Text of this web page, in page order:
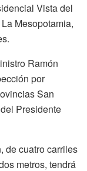
Vista del
Mesopotamia,
Ramón
por
San
Presidente
de cuatro carriles
metros, tendrá